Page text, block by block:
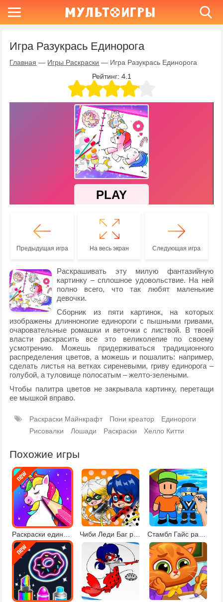
Игра Разукрась Единорога
Главная — Игры Раскраски — Игра Разукрась Единорога
Рейтинг: 4.1
Предыдущая игра На весь экран Следующая игра
Раскрашивать эту милую фантазийную
картинку – сплошное удовольствие. На ней
полно всего, что так любят маленькие
девочки.
Сборник из пяти картинок, на которых
изображены длинноногие единороги с пышными гривами,
очаровательные ромашки и веточки с листвой. В твоей
власти раскрасить все это великолепие по своему
усмотрению. Можешь придерживаться традиционного
распределения цветов, а можешь и пошалить: например,
сделать листья на ветках сиреневыми, гриву единорога –
голубой, а туловище полосатым – желто-зелеными.
Чтобы палитра цветов не закрывала картинку, перетащи
ее мышкой вправо.
Раскраски Майнкрафт Пони креатор
Единороги
Рисовалки
Лошади Раскраски Хелло Китти
Похожие игры
Раскраски единороги Чиби Леди Баг раскраска Стамбл Гайс раскраски